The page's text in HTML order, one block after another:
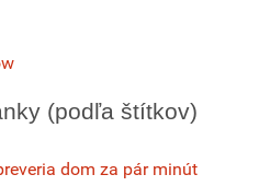
(podľa štítkov)
dom za pár minút